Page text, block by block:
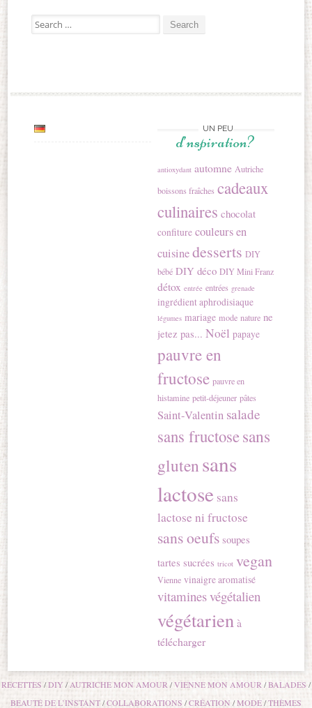
Search for:
UN PEU
d’nspiration?
antioxydant automne Autriche
boissons fraîches cadeaux
culinaires chocolat
confiture couleurs en
cuisinedesserts DIY
bébé DIY déco DIY Mini Franz
détox entrée entrées grenade
ingrédient aphrodisiaque
légumes mariage mode nature ne
jetez pas... Noël papaye
pauvre en
fructose pauvre en
histamine petit-déjeuner pâtes
Saint-Valentin salade
sans fructosesans
glutensans
lactose sans
lactose ni fructose
sans oeufs soupes
tartes sucrées tricot vegan
Vienne vinaigre aromatisé
vitaminesvégétalien
végétarien à
télécharger
RECETTES DIY AUTRICHE MON AMOUR VIENNE MON AMOUR
BALADES
BEAUTÉ DE L’INSTANT COLLABORATIONS CRÉATION MODE THÈMES